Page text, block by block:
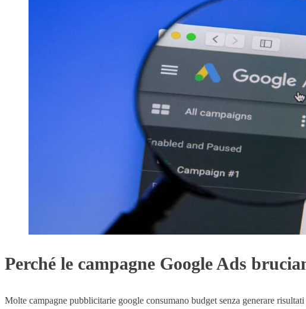
Perché le campagne Google Ads
Molte campagne pubblicitarie google consumano budget senza generare